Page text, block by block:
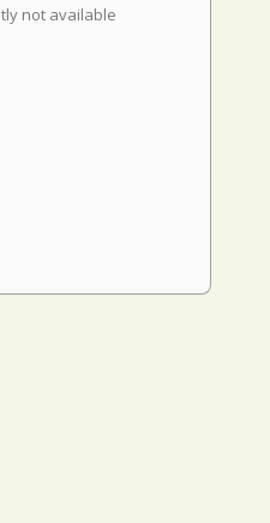
not available